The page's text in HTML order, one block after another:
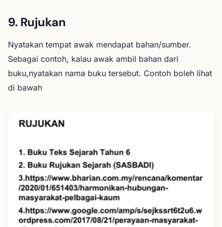
9. Rujukan
Nyatakan tempat awak mendapat bahan/sumber.
Sebagai contoh, kalau awak ambil bahan dari
buku,nyatakan nama buku tersebut. Contoh boleh lihat
di bawah